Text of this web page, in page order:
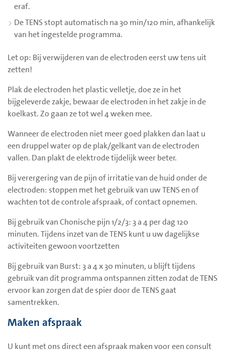
eraf.
De TENS stopt automatisch na 30 min/120 min, afhankelijk
van het ingestelde programma.
Let op: Bij verwijderen van de electroden eerst uw tens uit
zetten!
Plak de electroden het plastic velletje, doe ze in het
bijgeleverde zakje, bewaar de electroden in het zakje in de
koelkast. Zo gaan ze tot wel 4 weken mee.
Wanneer de electroden niet meer goed plakken dan laat u
een druppel water op de plak/gelkant van de electroden
vallen. Dan plakt de elektrode tijdelijk weer beter.
Bij verergering van de pijn of irritatie van de huid onder de
electroden: stoppen met het gebruik van uw TENS en of
wachten tot de controle afspraak, of contact opnemen.
Bij gebruik van Chonische pijn 1/2/3: 3 a 4 per dag 120
minuten. Tijdens inzet van de TENS kunt u uw dagelijkse
activiteiten gewoon voortzetten
Bij gebruik van Burst: 3 a 4 x 30 minuten, u blijft tijdens
gebruik van dit programma ontspannen zitten zodat de TENS
ervoor kan zorgen dat de spier door de TENS gaat
samentrekken.
Maken afspraak
U kunt met ons direct een afspraak maken voor een consult